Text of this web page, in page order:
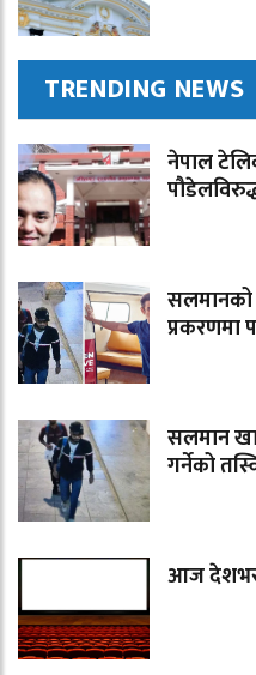
TRENDING NEWS
नेपाल
सलमानको
प्रकरणमा
सलमान
गर्नेको
आज